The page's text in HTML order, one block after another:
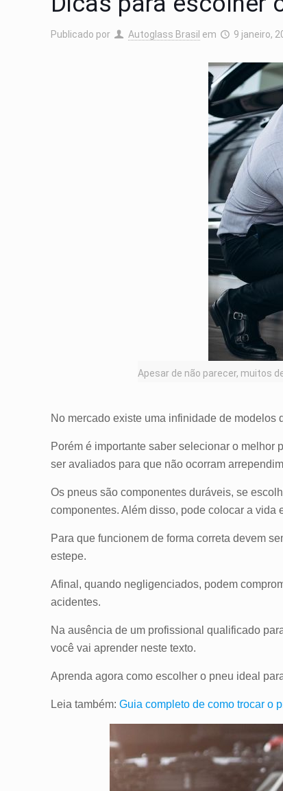
Publicado por Autoglass Brasil em 9 janeiro,
Apesar de não parecer, muitos
No mercado existe uma infinidade de
Porém é importante saber selecionar o
ser avaliados para que não ocorram
Os pneus são componentes duráveis, se
componentes. Além disso, pode colocar a vida
Para que funcionem de forma correta devem
estepe.
Afinal, quando negligenciados, podem
acidentes.
Na ausência de um profissional qualificado
você vai aprender neste texto.
Aprenda agora como escolher o pneu ideal
Leia também:Guia completo de como trocar o